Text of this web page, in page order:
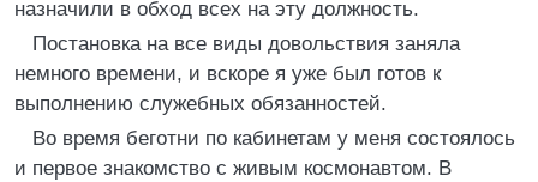
назначили в обход всех на эту должность.
Постановка на все виды довольствия заняла
немного времени, и вскоре я уже был готов к
выполнению служебных обязанностей.
Во время беготни по кабинетам у меня состоялось
и первое знакомство с живым космонавтом. В